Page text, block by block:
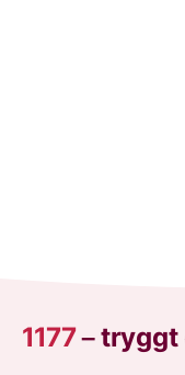
1177–tryggt